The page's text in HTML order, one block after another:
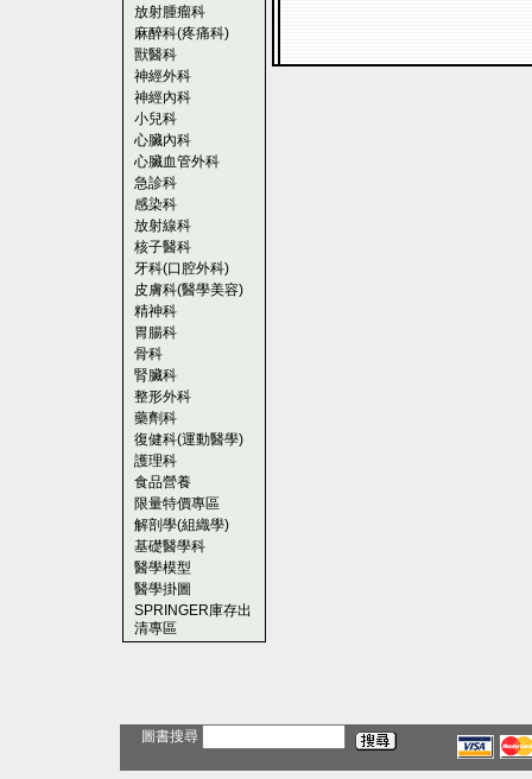
放射腫瘤科
麻醉科(疼痛科)
獸醫科
神經外科
神經內科
小兒科
心臟內科
心臟血管外科
急診科
感染科
放射線科
核子醫科
牙科(口腔外科)
皮膚科(醫學美容)
精神科
胃腸科
骨科
腎臟科
整形外科
藥劑科
復健科(運動醫學)
護理科
食品營養
限量特價專區
解剖學(組織學)
基礎醫學科
醫學模型
醫學掛圖
SPRINGER庫存出
清專區
圖書搜尋